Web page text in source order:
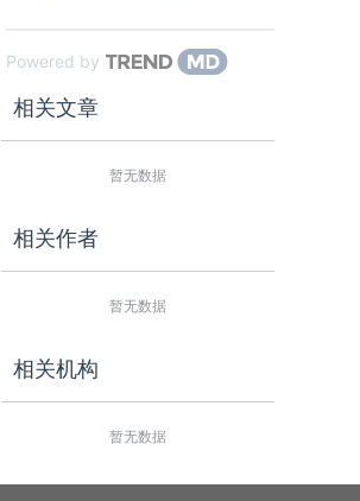
Powered by
相关文章
暂无数据
相关作者
暂无数据
相关机构
暂无数据